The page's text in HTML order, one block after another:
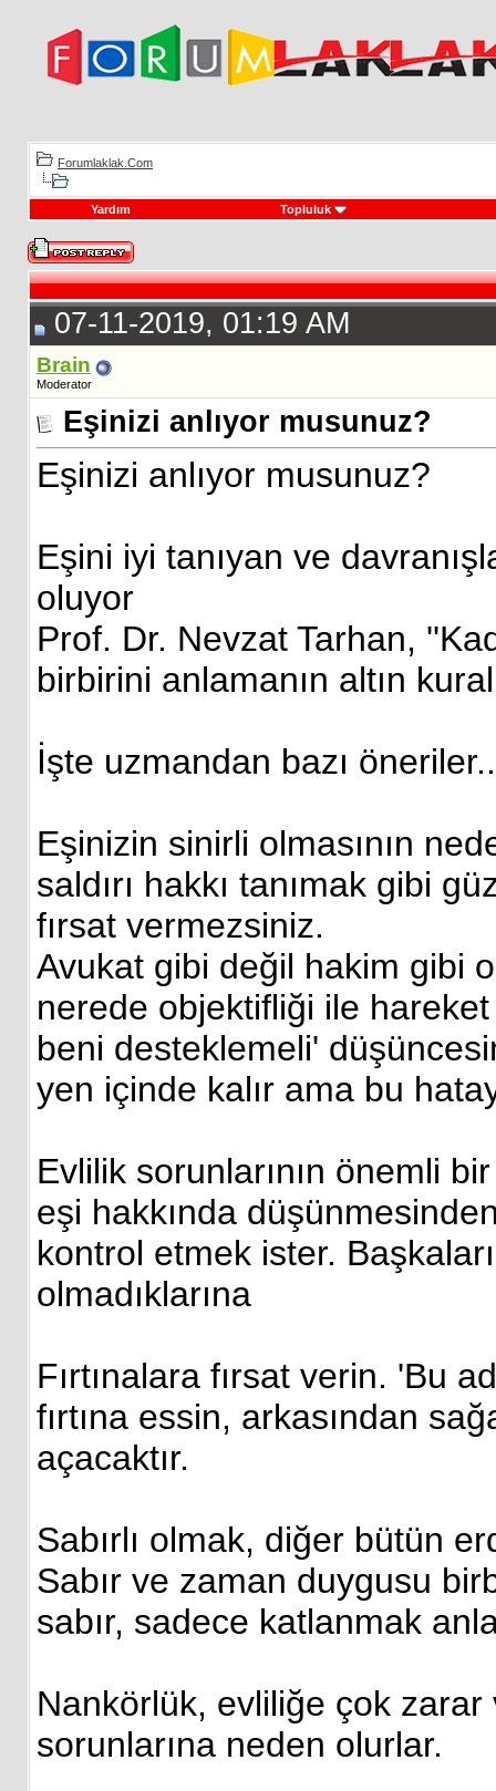
Forumlaklak.Com
Yardım Topluluk
07-11-2019, 01:19 AM
Brain
Moderator
Eşinizi anlıyor musunuz?
Eşinizi anlıyor musunuz?
Eşini iyi tanıyan ve
oluyor
Prof. Dr. Nevzat Tarhan,
birbirini anlamanın altın
İşte uzmandan bazı
Eşinizin sinirli olmasının
saldırı hakkı tanımak gibi
fırsat vermezsiniz.
Avukat gibi değil hakim gibi
nerede objektifliği ile
beni desteklemeli'
yen içinde kalır ama bu
Evlilik sorunlarının önemli
eşi hakkında
kontrol etmek ister.
olmadıklarına
Fırtınalara fırsat verin. 'Bu
fırtına essin, arkasından
açacaktır.
Sabırlı olmak, diğer bütün
Sabır ve zaman duygusu
sabır, sadece katlanmak
Nankörlük, evliliğe çok
sorunlarına neden olurlar.